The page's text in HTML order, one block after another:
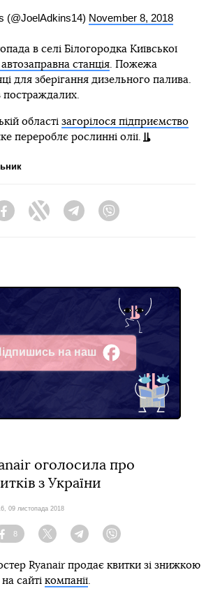
(@JoelAdkins14) November 8, 2018
в селі Білогородка Київської
станція. Пожежа
для зберігання дизельного палива.
області загорілося підприємство
перероблє рослинні олії.
FacebookTwitter Telegram
на наш
Facebook
оголосила про
з України
09 листопада 2018
Facebook
8
Twitter TelegramViber
Ryanair продає квитки зі знижкою
сайті компанії